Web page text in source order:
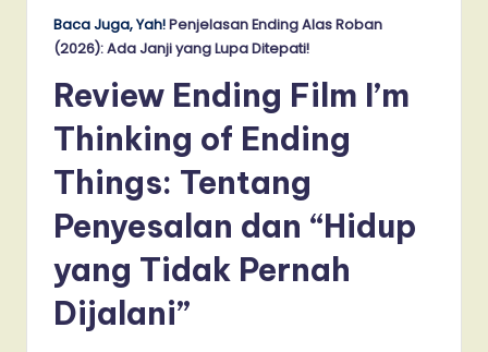
Baca Juga, Yah!Penjelasan Ending Alas Roban
(2026): Ada Janji yang Lupa Ditepati!
Review Ending Film I’m
Thinking of Ending
Things: Tentang
Penyesalan dan “Hidup
yang Tidak Pernah
Dijalani”